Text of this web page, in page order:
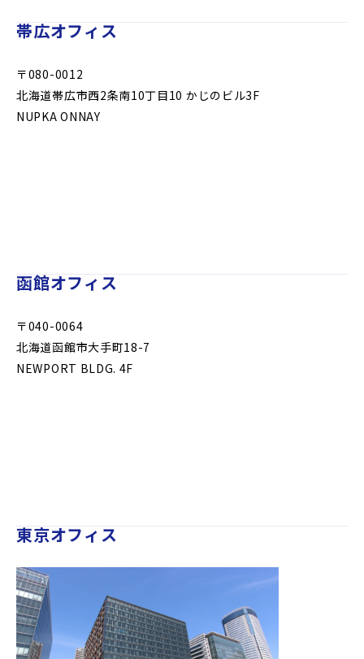
帯広オフィス
〒080-0012
北海道帯広市西2条南10丁目10 かじのビル3F
NUPKA ONNAY
函館オフィス
〒040-0064
北海道函館市大手町18-7
NEWPORT BLDG. 4F
東京オフィス